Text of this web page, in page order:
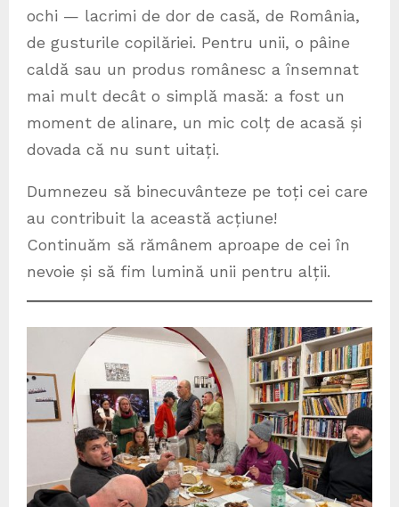
ochi — lacrimi de dor de casă, de România,
de gusturile copilăriei. Pentru unii, o pâine
caldă sau un produs românesc a însemnat
mai mult decât o simplă masă: a fost un
moment de alinare, un mic colț de acasă și
dovada că nu sunt uitați.
Dumnezeu să binecuvânteze pe toți cei care
au contribuit la această acțiune!
Continuăm să rămânem aproape de cei în
nevoie și să fim lumină unii pentru alții.